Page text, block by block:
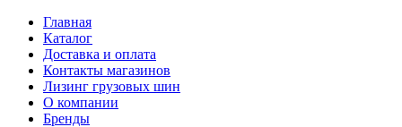
Главная
Каталог
Доставка и оплата
Контакты магазинов
Лизинг грузовых шин
О компании
Бренды